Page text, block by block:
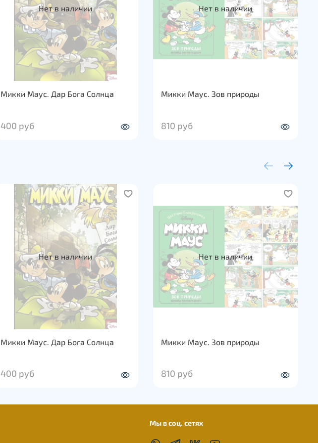
Нет в наличии
Микки Маус. Дар Бога Солнца
400 руб
Нет в наличии
Микки Маус. Зов природы
810 руб
Нет в наличии
Микки Маус. Дар Бога Солнца
400 руб
Нет в наличии
Микки Маус. Зов природы
810 руб
Мы в соц. сетях